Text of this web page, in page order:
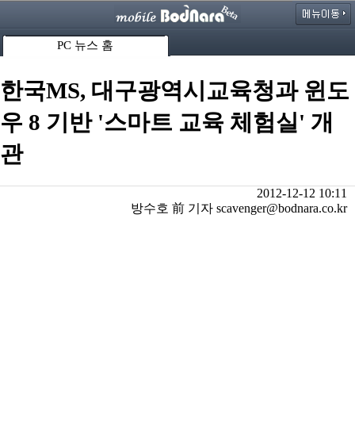
PC 뉴스 홈
한국MS, 대구광역시교육청과 윈도
우 8 기반 '스마트 교육 체험실' 개
관
2012-12-12 10:11
방수호 前 기자 scavenger@bodnara.co.kr